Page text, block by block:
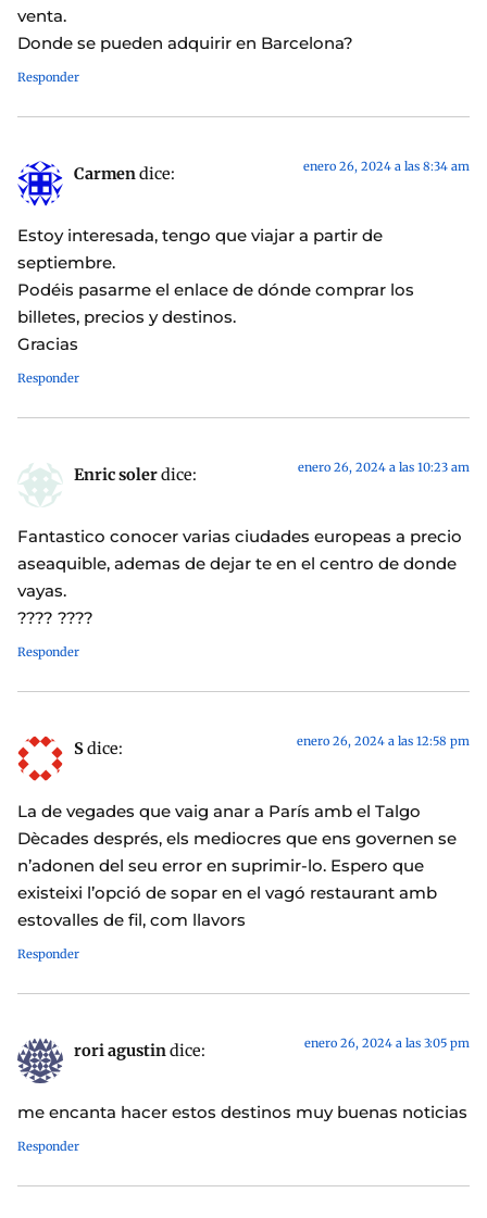
venta.
Donde se pueden adquirir en Barcelona?
Responder
Carmendice: enero 26, 2024 a las 8:34 am
Estoy interesada, tengo que viajar a partir de
septiembre.
Podéis pasarme el enlace de dónde comprar los
billetes, precios y destinos.
Gracias
Responder
Enric solerdice: enero 26, 2024 a las 10:23 am
Fantastico conocer varias ciudades europeas a precio
aseaquible, ademas de dejar te en el centro de donde
vayas.
???? ????
Responder
Sdice: enero 26, 2024 a las 12:58 pm
La de vegades que vaig anar a París amb el Talgo
Dècades després, els mediocres que ens governen se
n’adonen del seu error en suprimir-lo. Espero que
existeixi l’opció de sopar en el vagó restaurant amb
estovalles de fil, com llavors
Responder
rori agustindice: enero 26, 2024 a las 3:05 pm
me encanta hacer estos destinos muy buenas noticias
Responder